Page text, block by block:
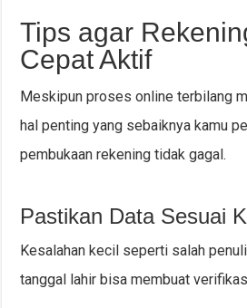
Tips agar
Cepat Aktif
Meskipun proses online terbilang
hal penting yang sebaiknya kamu
pembukaan rekening tidak gagal.
Pastikan Data Sesuai
Kesalahan kecil seperti salah
tanggal lahir bisa membuat